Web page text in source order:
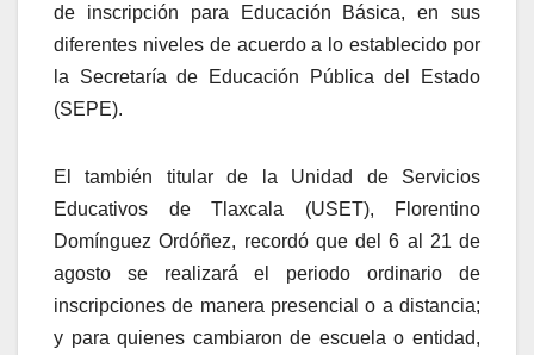
de inscripción para Educación Básica, en sus
diferentes niveles de acuerdo a lo establecido por
la Secretaría de Educación Pública del Estado
(SEPE).
El también titular de la Unidad de Servicios
Educativos de Tlaxcala (USET), Florentino
Domínguez Ordóñez, recordó que del 6 al 21 de
agosto se realizará el periodo ordinario de
inscripciones de manera presencial o a distancia;
y para quienes cambiaron de escuela o entidad,